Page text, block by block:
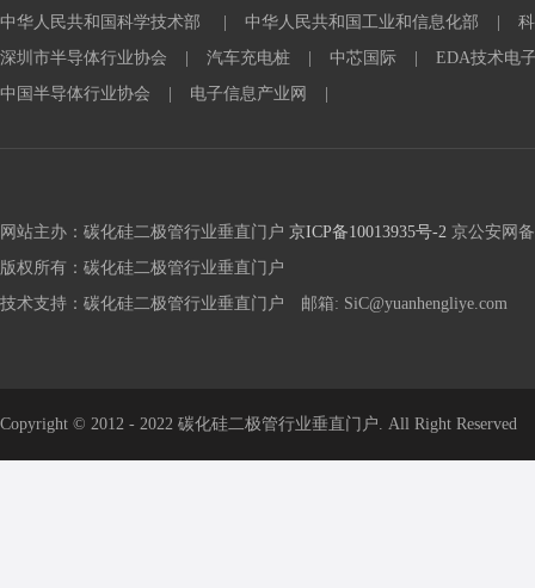
中华人民共和国科学技术部 中华人民共和国工业和信息化部
深圳市半导体行业协会
汽车充电桩 中芯国际
EDA技术电
中国半导体行业协会
电子信息产业网
网站主办：碳化硅二极管行业垂直门户 京ICP备10013935号-2 京公安网
版权所有：碳化硅二极管行业垂直门户
技术支持：碳化硅二极管行业垂直门户 邮箱: SiC@yuanhengliye.com
Copyright © 2012 - 2022 碳化硅二极管行业垂直门户. All Right Reserved